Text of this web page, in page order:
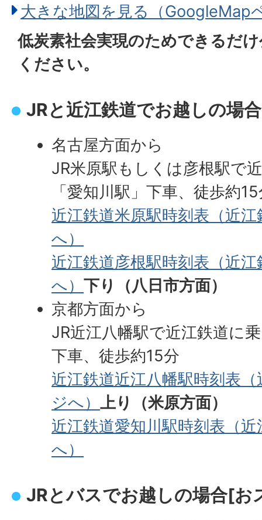
大きな地図を見る（GoogleMap
低炭素社会実現のためできるだ
ください。
JRと近江鉄道でお越しの場合
名古屋方面から
JR米原駅もしくは彦根駅で
「愛知川駅」下車、徒歩約
近江鉄道米原駅時刻表（近
へ）
近江鉄道彦根駅時刻表（近
へ）下り（八日市方面）
京都方面から
JR近江八幡駅で近江鉄道に
下車、徒歩約15分
近江鉄道近江八幡駅時刻表
ジへ）上り（米原方面）
近江鉄道愛知川駅時刻表（
へ）
JRとバスでお越しの場合[お